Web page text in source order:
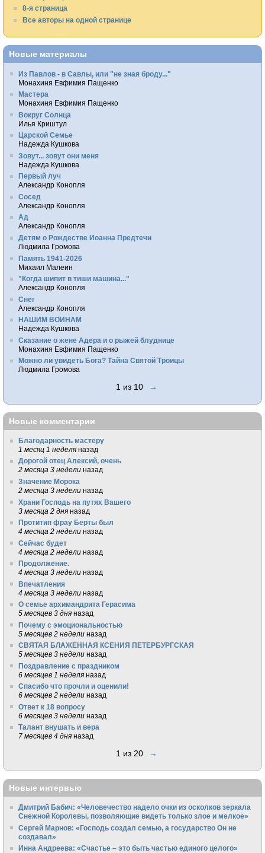
8-я страница
Все авторы на одной странице
Новые материалы
Из Павлов - в Савлы, или "не зная броду..."
Монахиня Евфимия Пащенко
Мастера
Монахиня Евфимия Пащенко
Вокруг Солнца
Илья Криштул
Царской Семье
Надежда Кушкова
Зовут... зовут они меня
Надежда Кушкова
Первый луч
Александр Конопля
Сосед
Александр Конопля
Ад
Александр Конопля
Детям о Рождестве Иоанна Предтечи
Людмила Громова
Память 1941-2026
Михаил Малеин
"Когда шипит в тиши машина..."
Александр Конопля
Снег
Александр Конопля
НАШИМ ВОИНАМ
Надежда Кушкова
Сказание о жене Адера и о рыжей блуднице
Монахиня Евфимия Пащенко
Можно ли увидеть Бога? Тайна Святой Троицы
Людмила Громова
1 из 10 →
Новые комментарии
Благодарность мастеру
1 месяц 1 неделя назад
Дорогой отец Алексий, очень
2 месяца 3 недели назад
Значение Морока
2 месяца 3 недели назад
Храни Господь на путях Вашего
3 месяца 2 дня назад
Протитип фрау Берты был
4 месяца 2 недели назад
Сейчас будет
4 месяца 2 недели назад
Продолжение.
4 месяца 3 недели назад
Впечатления
4 месяца 3 недели назад
О семье архимандрита Герасима
5 месяцев 3 дня назад
Почему с эмоциональностью
5 месяцев 2 недели назад
СВЯТАЯ БЛАЖЕННАЯ КСЕНИЯ ПЕТЕРБУРГСКАЯ
5 месяцев 3 недели назад
Поздравление с праздником
6 месяцев 1 неделя назад
Спасибо что прочли и оценили!
6 месяцев 2 недели назад
Ответ к 18 вопросу
6 месяцев 3 недели назад
Талант внушать и вера
7 месяцев 4 дня назад
1 из 20 →
Новые интервью
Дмитрий Бабич: «Человечество надело очки из осколков зеркала
Снежной Королевы, позволяющие видеть только злое и мелкое»
Сергей Марнов: «Господь создал семью, а государство Он не
создавал»
Инна Андреева: «Счастье – это быть частью единого целого»